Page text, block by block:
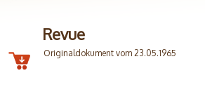
Revue
Originaldokument vom 23.05.1965